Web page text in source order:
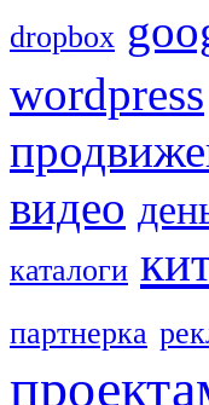
dropbox
wordpress
видео
каталоги
партнерка